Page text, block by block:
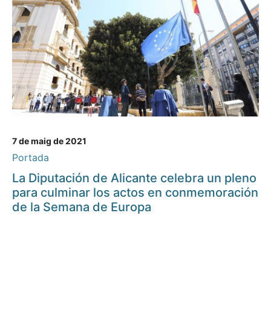
7 de maig de 2021
Portada
La Diputación de Alicante celebra un pleno
para culminar los actos en conmemoración
de la Semana de Europa